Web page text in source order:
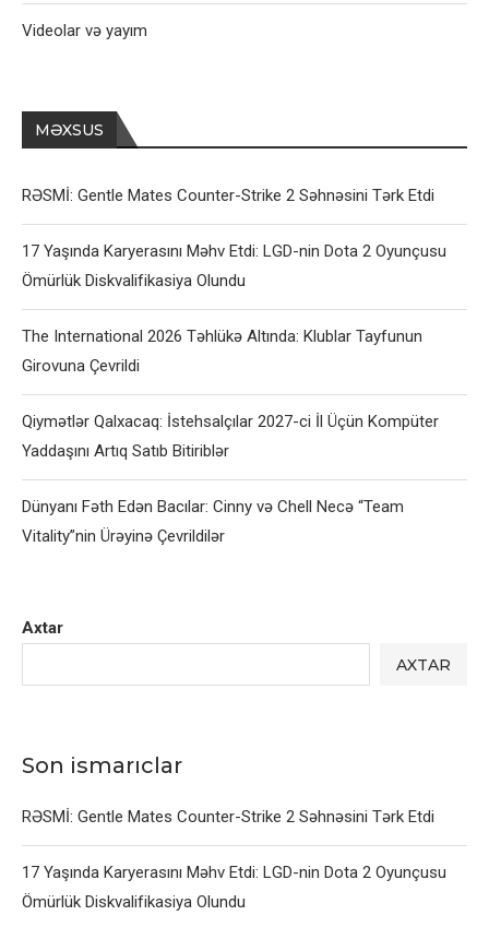
Axtar
AXTAR
Son ismarıclar
RƏSMİ: Gentle Mates Counter-Strike 2 Səhnəsini Tərk Etdi
17 Yaşında Karyerasını Məhv Etdi: LGD-nin Dota 2 Oyunçusu
Ömürlük Diskvalifikasiya Olundu
Videolar və yayım
MƏXSUS
RƏSMİ: Gentle Mates Counter-Strike 2 Səhnəsini Tərk Etdi
17 Yaşında Karyerasını Məhv Etdi: LGD-nin Dota 2 Oyunçusu
Ömürlük Diskvalifikasiya Olundu
The International 2026 Təhlükə Altında: Klublar Tayfunun
Girovuna Çevrildi
Qiymətlər Qalxacaq: İstehsalçılar 2027-ci İl Üçün Kompüter
Yaddaşını Artıq Satıb Bitiriblər
Dünyanı Fəth Edən Bacılar: Cinny və Chell Necə “Team
Vitality”nin Ürəyinə Çevrildilər